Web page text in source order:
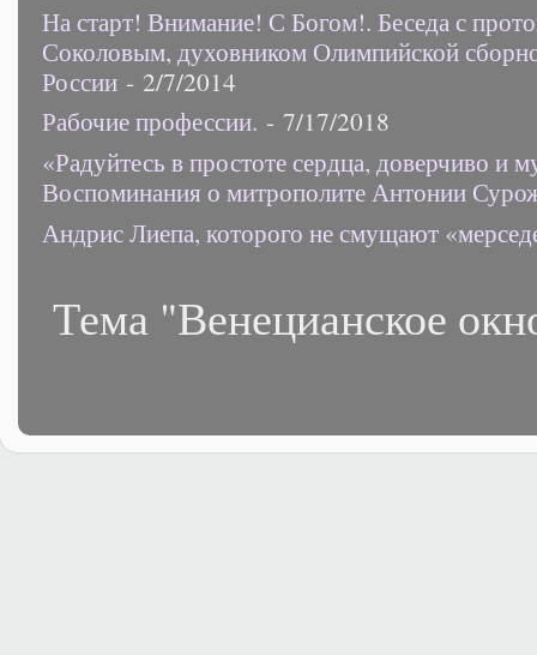
На старт! Внимание! С Богом!. Беседа с
Соколовым, духовником Олимпийской
России - 2/7/2014
Рабочие профессии. - 7/17/2018
«Радуйтесь в простоте сердца, доверчиво и
Воспоминания о митрополите Антонии
Андрис Лиепа, которого не смущают
Тема "Венецианское